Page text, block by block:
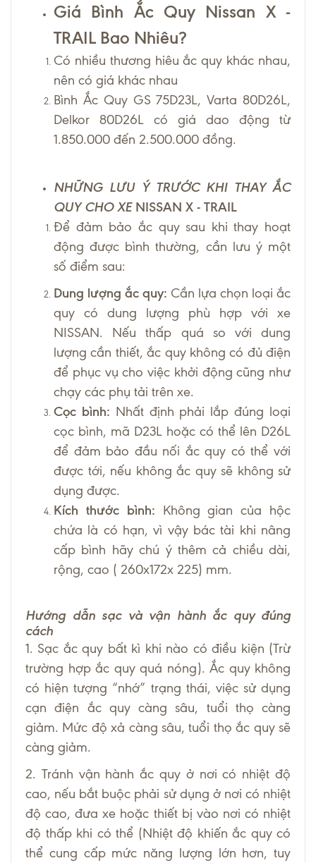
Giá Bình Ắc Quy Nissan X -
TRAIL Bao Nhiêu?
Có nhiều thương hiêu ắc quy khác nhau,
nên có giá khác nhau
Bình Ắc Quy GS 75D23L, Varta 80D26L,
Delkor 80D26L có giá dao động từ
1.850.000 đến 2.500.000 đồng.
NHỮNG LƯU Ý TRƯỚC KHI THAY ẮC
QUY CHO XE NISSAN X - TRAIL
Để đảm bảo ắc quy sau khi thay hoạt
động được bình thường, cần lưu ý một
số điểm sau:
Dung lượng ắc quy: Cần lựa chọn loại ắc
quy có dung lượng phù hợp với xe
NISSAN. Nếu thấp quá so với dung
lượng cần thiết, ắc quy không có đủ điện
để phục vụ cho việc khởi động cũng như
chạy các phụ tải trên xe.
Cọc bình: Nhất định phải lắp đúng loại
cọc bình, mã D23L hoặc có thể lên D26L
để đảm bảo đầu nối ắc quy có thể với
được tới, nếu không ắc quy sẽ không sử
dụng được.
Kích thước bình: Không gian của hộc
chứa là có hạn, vì vậy bác tài khi nâng
cấp bình hãy chú ý thêm cả chiều dài,
rộng, cao ( 260x172x 225) mm.
Hướng dẫn sạc và vận hành ắc quy đúng
cách
1. Sạc ắc quy bất kì khi nào có điều kiện (Trừ
trường hợp ắc quy quá nóng). Ắc quy không
có hiện tượng “nhớ” trạng thái, việc sử dụng
cạn điện ắc quy càng sâu, tuổi thọ càng
giảm. Mức độ xả càng sâu, tuổi thọ ắc quy sẽ
càng giảm.
2. Tránh vận hành ắc quy ở nơi có nhiệt độ
cao, nếu bắt buộc phải sử dụng ở nơi có nhiệt
độ cao, đưa xe hoặc thiết bị vào nơi có nhiệt
độ thấp khi có thể (Nhiệt độ khiến ắc quy có
thể cung cấp mức năng lượng lớn hơn, tuy